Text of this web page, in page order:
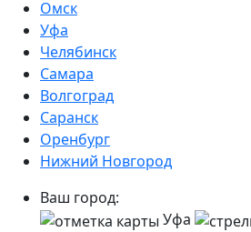
Омск
Уфа
Челябинск
Самара
Волгоград
Саранск
Оренбург
Нижний Новгород
Ваш город:
Уфа